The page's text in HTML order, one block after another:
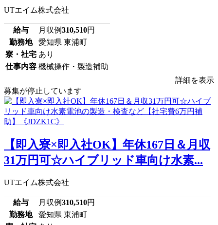
UTエイム株式会社
給与 月収例310,510円
勤務地
愛知県 東浦町
寮・社宅 あり
仕事内容 機械操作・製造補助
詳細を表示
募集が停止しています
【即入寮×即入社OK】年休167日＆月収
31万円可☆ハイブリッド車向け水素...
UTエイム株式会社
給与 月収例310,510円
勤務地
愛知県 東浦町